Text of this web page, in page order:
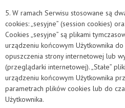
5. W ramach Serwisu stosowane są
cookies: „sesyjne” (session cookies)
Cookies „sesyjne” są plikami
urządzeniu końcowym Użytkownika
opuszczenia strony internetowej lub
(przeglądarki internetowej). „Stałe”
urządzeniu końcowym Użytkownika
parametrach plików cookies lub do
Użytkownika.